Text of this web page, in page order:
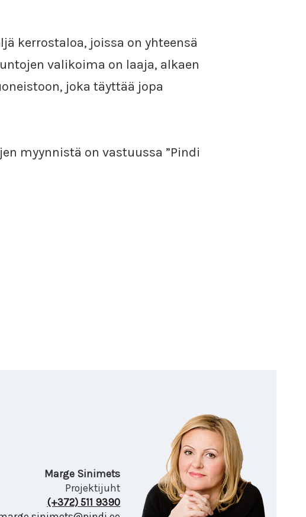
kerrostaloa, joissa on yhteensä
valikoima on laaja, alkaen
joka täyttää jopa
myynnistä on vastuussa ”Pindi
Marge Sinimets
Projektijuht
(+372) 511 9390